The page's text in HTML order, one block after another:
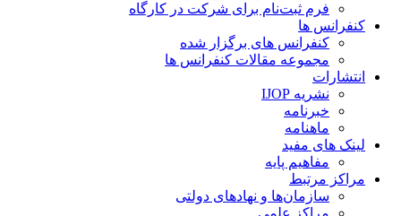
فرم ثبت‌نام برای شرکت در کارگاه
کنفرانس ها
کنفرانس های برگزار شده
مجموعه مقالات کنفرانس ها
انتشارات
نشریه IJOP
خبرنامه
ماهنامه
لینک های مفید
مفاهیم پایه
مراکز مرتبط
سازمان‌ها و نهادهای دولتی
مراکز علمی